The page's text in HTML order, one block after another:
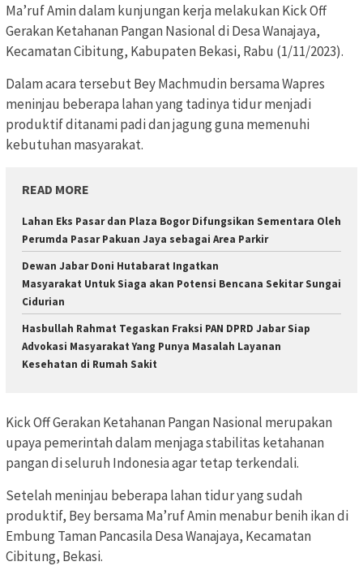
Ma’ruf Amin dalam kunjungan kerja melakukan Kick Off
Gerakan Ketahanan Pangan Nasional di Desa Wanajaya,
Kecamatan Cibitung, Kabupaten Bekasi, Rabu (1/11/2023).
Dalam acara tersebut Bey Machmudin bersama Wapres
meninjau beberapa lahan yang tadinya tidur menjadi
produktif ditanami padi dan jagung guna memenuhi
kebutuhan masyarakat.
READ MORE
Lahan Eks Pasar dan Plaza Bogor Difungsikan Sementara Oleh
Perumda Pasar Pakuan Jaya sebagai Area Parkir
Dewan Jabar Doni Hutabarat Ingatkan
Masyarakat Untuk Siaga akan Potensi Bencana Sekitar Sungai
Cidurian
Hasbullah Rahmat Tegaskan Fraksi PAN DPRD Jabar Siap
Advokasi Masyarakat Yang Punya Masalah Layanan
Kesehatan di Rumah Sakit
Kick Off Gerakan Ketahanan Pangan Nasional merupakan
upaya pemerintah dalam menjaga stabilitas ketahanan
pangan di seluruh Indonesia agar tetap terkendali.
Setelah meninjau beberapa lahan tidur yang sudah
produktif, Bey bersama Ma’ruf Amin menabur benih ikan di
Embung Taman Pancasila Desa Wanajaya, Kecamatan
Cibitung, Bekasi.